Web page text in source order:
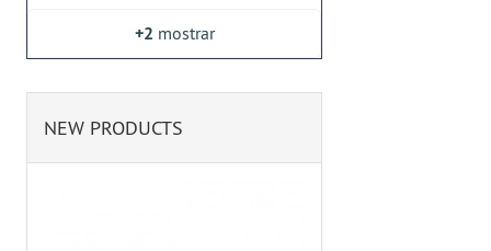
+2 mostrar
NEW PRODUCTS